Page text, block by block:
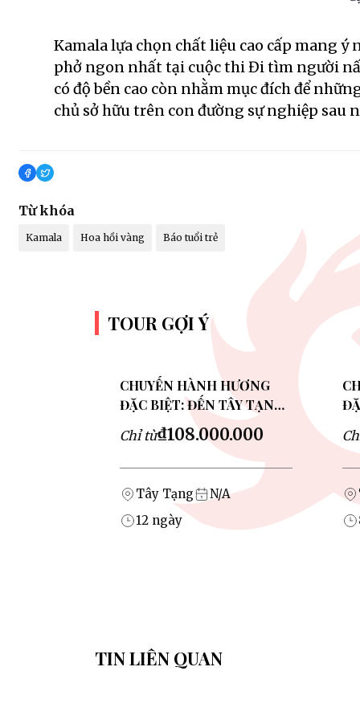
Kamala lựa chọn chất liệu cao cấp mang
phở ngon nhất tại cuộc thi Đi tìm người
có độ bền cao còn nhằm mục đích để
chủ sở hữu trên con đường sự nghiệp sau
Từ khóa
Kamala Hoa hồi vàng Báo tuổi trẻ
TOUR GỢI Ý
CHUYẾN HÀNH HƯƠNG
ĐẶC BIỆT: ĐẾN TÂY TẠNG
KORA NÚI THIÊNG
KAILASH 2026
Chỉ từ₫108.000.000
Tây Tạng
12 ngày
N/A
TIN LIÊN QUAN